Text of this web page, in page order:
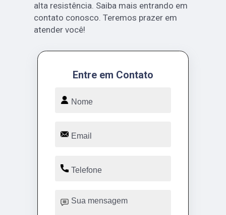
alta resistência. Saiba mais entrando em
contato conosco. Teremos prazer em
atender você!
Entre em Contato